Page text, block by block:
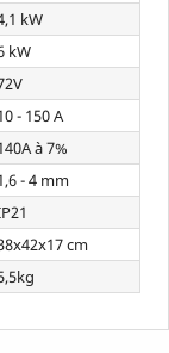
kW
kW
- 150 A
à 7%
- 4 mm
cm